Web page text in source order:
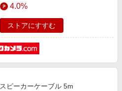
4.0%
ストアにすすむ
スピーカーケーブル 5m